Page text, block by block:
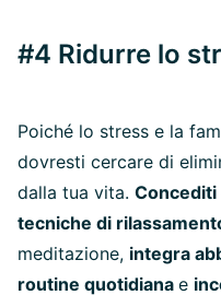
#4 Ridurre lo
Poiché lo stress e la
dovresti cercare di
dalla tua vita. Concediti
tecniche di
meditazione, integra
routine quotidiana e